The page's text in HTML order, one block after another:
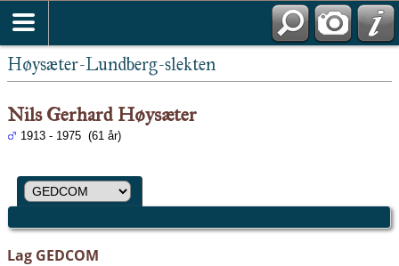
Høysæter-Lundberg-slekten
Nils Gerhard Høysæter
1913 - 1975 (61 år)
Lag GEDCOM